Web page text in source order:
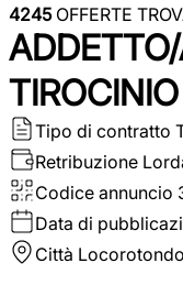
4245OFFERTE
TIROCINIO
Tipo di contratto
Retribuzione
Codice annuncio
Data di
Città Locorotondo